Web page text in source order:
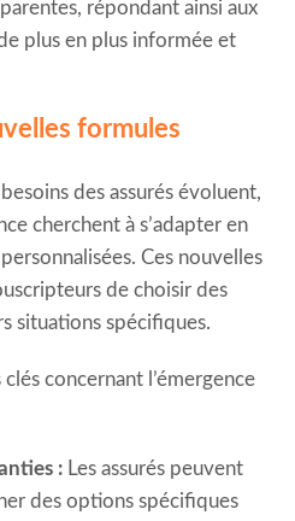
répondant ainsi aux
plus en plus informée et
formules
des assurés évoluent,
cherchent à s’adapter en
Ces nouvelles
de choisir des
situations spécifiques.
concernant l’émergence
: Les assurés peuvent
des options spécifiques